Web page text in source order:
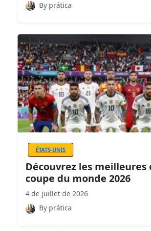
By prática
ÉTATS-UNIS
Découvrez les meilleures
coupe du monde 2026
4 de juillet de 2026
By prática